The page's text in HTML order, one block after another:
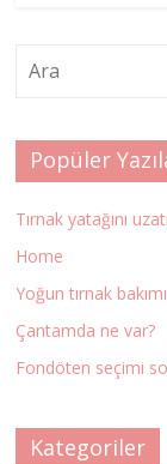
Popüler
Tırnak yatağını
Home
Yoğun tırnak
Çantamda ne var?
Fondöten seçimi
Kategoriler